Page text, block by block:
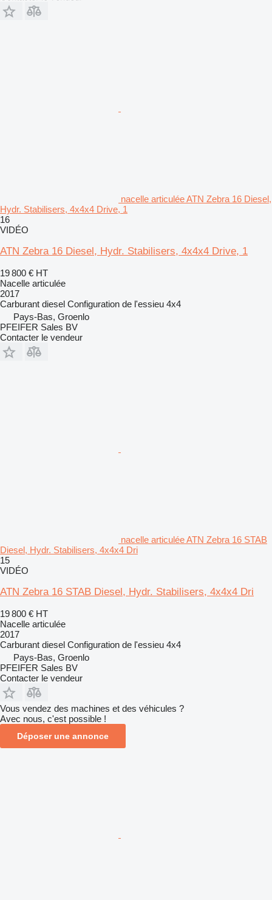
nacelle articulée ATN Zebra 16 Diesel,
Hydr. Stabilisers, 4x4x4 Drive, 1
16
VIDÉO
ATN Zebra 16 Diesel, Hydr. Stabilisers, 4x4x4 Drive, 1
19 800 € HT
Nacelle articulée
2017
Carburant diesel Configuration de l'essieu 4x4
Pays-Bas, Groenlo
PFEIFER Sales BV
Contacter le vendeur
nacelle articulée ATN Zebra 16 STAB
Diesel, Hydr. Stabilisers, 4x4x4 Dri
15
VIDÉO
ATN Zebra 16 STAB Diesel, Hydr. Stabilisers, 4x4x4 Dri
19 800 € HT
Nacelle articulée
2017
Carburant diesel Configuration de l'essieu 4x4
Pays-Bas, Groenlo
PFEIFER Sales BV
Contacter le vendeur
Vous vendez des machines et des véhicules ?
Avec nous, c'est possible !
Déposer une annonce